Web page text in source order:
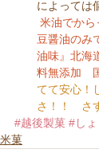
によっては
米油でから
豆醤油のみ
油味』北海
料無添加　
てて安心！
さ！！　さ
#越後製菓 #し
米菓